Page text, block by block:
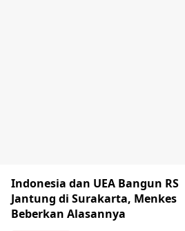
Indonesia dan UEA Bangun RS
Jantung di Surakarta, Menkes
Beberkan Alasannya